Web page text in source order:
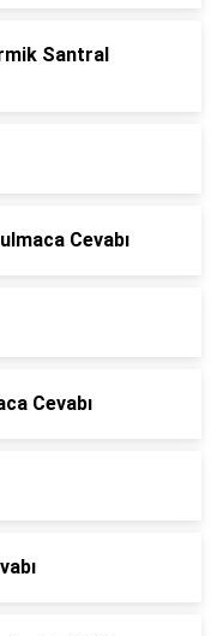
Santral
Cevabı
Cevabı